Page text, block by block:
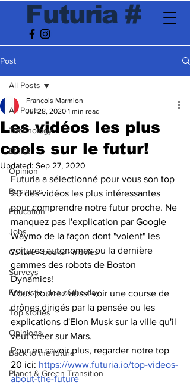
Futuria #
Post
All Posts
Technology
Ethics
Opinion
Business
Education
Jobs
Culture - books - movies
Surveys
Futuristic idea of the day
Top stories
Opinions
Back to the future
Planet & Green Transition
All Posts
Les vidéos les plus
cools sur le futur!
Francois Marmion
Jul 28, 2020 1 min read
Updated: Sep 27, 2020
Futuria a sélectionné pour vous son top
20 des vidéos les plus intéressantes
pour comprendre notre futur proche. Ne
manquez pas l'explication par Google
Waymo de la façon dont "voient" les
voitures autonomes ou la dernière
gammes des robots de Boston
Dynamics!
Vous pourrez aussi voir une course de
drônes dirigés par la pensée ou les
explications d'Elon Musk sur la ville qu'il
veut créer sur Mars.
Pour en savoir plus, regarder notre top
20 ici: https://www.futuria.io/top-videos-
about-the-future